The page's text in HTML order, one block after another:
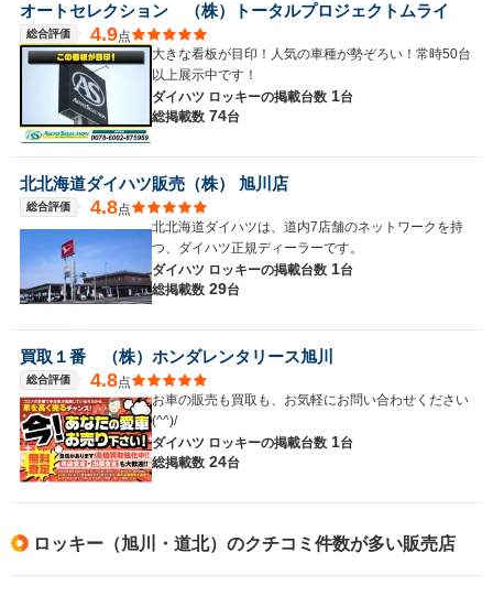
オートセレクション （株）トータルプロジェクトムライ
総合評価 4.9点
大きな看板が目印！人気の車種が勢ぞろい！常時50台
以上展示中です！
ダイハツ ロッキーの掲載台数 1台
総掲載数 74台
北北海道ダイハツ販売（株） 旭川店
総合評価 4.8点
北北海道ダイハツは、道内7店舗のネットワークを持
つ、ダイハツ正規ディーラーです。
ダイハツ ロッキーの掲載台数 1台
総掲載数 29台
買取１番 （株）ホンダレンタリース旭川
総合評価 4.8点
お車の販売も買取も、お気軽にお問い合わせください
(^^)/
ダイハツ ロッキーの掲載台数 1台
総掲載数 24台
ロッキー（旭川・道北）のクチコミ件数が多い販売店